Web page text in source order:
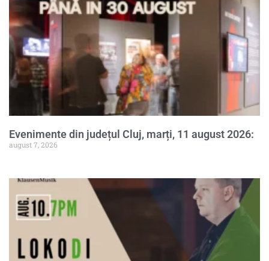
Evenimente din județul Cluj, marți, 11 august 2026:
august 7, 2026